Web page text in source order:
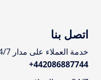
اتصل بنا
خدمة العملاء على مدار 24/7
+442086887744